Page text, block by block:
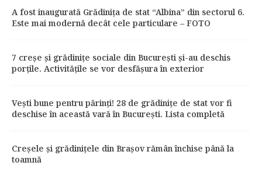
A fost inaugurată Grădinița de stat “Albina” din sectorul 6.
Este mai modernă decât cele particulare – FOTO
7 creșe și grădinițe sociale din București și-au deschis
porțile. Activitățile se vor desfășura în exterior
Vești bune pentru părinți! 28 de grădiniţe de stat vor fi
deschise în această vară în București. Lista completă
Creșele și grădinițele din Brașov rămân închise până la
toamnă